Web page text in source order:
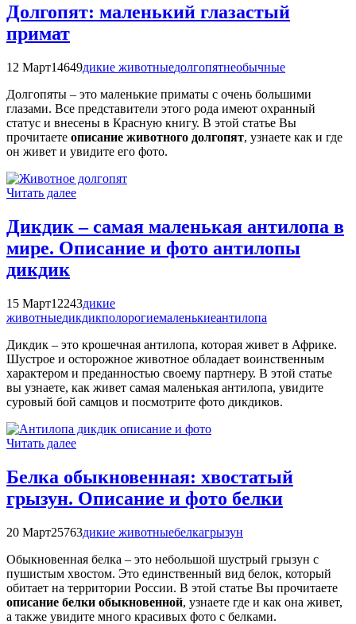
Долгопят: маленький глазастый
примат
12 Март14649дикие животныедолгопятнеобычные
Долгопяты – это маленькие приматы с очень большими
глазами. Все представители этого рода имеют охранный
статус и внесены в Красную книгу. В этой статье Вы
прочитаете описание животного долгопят, узнаете как и где
он живет и увидите его фото.
Читать далее
Дикдик – самая маленькая антилопа в
мире. Описание и фото антилопы
дикдик
15 Март12243дикие
животныедикдикполорогиемаленькиеантилопа
Дикдик – это крошечная антилопа, которая живет в Африке.
Шустрое и осторожное животное обладает воинственным
характером и преданностью своему партнеру. В этой статье
вы узнаете, как живет самая маленькая антилопа, увидите
суровый бой самцов и посмотрите фото дикдиков.
Читать далее
Белка обыкновенная: хвостатый
грызун. Описание и фото белки
20 Март25763дикие животныебелкагрызун
Обыкновенная белка – это небольшой шустрый грызун с
пушистым хвостом. Это единственный вид белок, который
обитает на территории России. В этой статье Вы прочитаете
описание белки обыкновенной, узнаете где и как она живет,
а также увидите много красивых фото с белками.